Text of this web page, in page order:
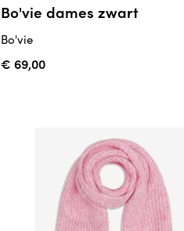
Bo'vie dames zwart
Bo'vie
€ 69,00